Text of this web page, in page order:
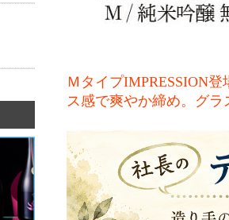
ＭタイプIMPRESSION
ス感で爽やか締め。グラ